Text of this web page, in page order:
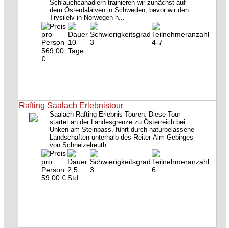
Schlauchcanadiern trainieren wir zunächst auf
dem Österdalälven in Schweden, bevor wir den
Trysilelv in Norwegen h...
569,00
€
10
Tage
3 4-7
Rafting Saalach Erlebnistour
Saalach Rafting-Erlebnis-Touren. Diese Tour
startet an der Landesgrenze zu Österreich bei
Unken am Steinpass, führt durch naturbelassene
Landschaften unterhalb des Reiter-Alm Gebirges
von Schneizelreuth...
59,00 €
2,5
Std.
3 6